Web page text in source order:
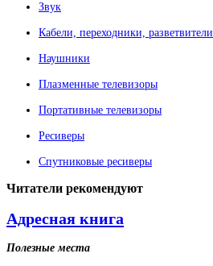
Звук
Кабели, переходники, разветвители
Наушники
Плазменные телевизоры
Портативные телевизоры
Ресиверы
Спутниковые ресиверы
Читатели рекомендуют
Адресная книга
Полезные места